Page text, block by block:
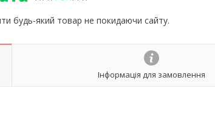
будь-який товар не покидаючи сайту.
Інформація для замовлення